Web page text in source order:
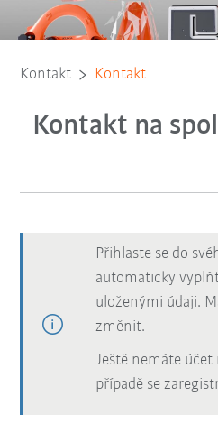
Kontakt Kontakt
Kontakt na
Přihlaste se do
automaticky
uloženými údaji.
změnit.
Ještě nemáte účet
případě se